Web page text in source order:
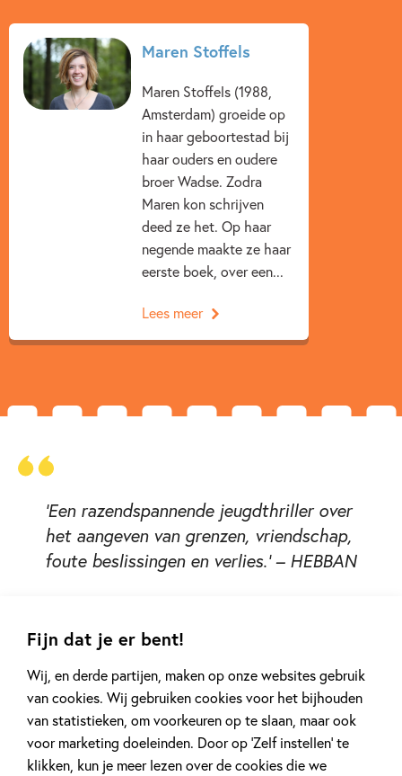
Fijn dat je er bent!
Wij, en derde partijen, maken op onze websites gebruik
van cookies. Wij gebruiken cookies voor het bijhouden
van statistieken, om voorkeuren op te slaan, maar ook
voor marketing doeleinden. Door op ‘Zelf instellen’ te
klikken, kun je meer lezen over de cookies die we
Maren Stoffels
Maren Stoffels (1988,
Amsterdam) groeide op
in haar geboortestad bij
haar ouders en oudere
broer Wadse. Zodra
Maren kon schrijven
deed ze het. Op haar
negende maakte ze haar
eerste boek, over een...
Lees meer
‘Een razendspannende jeugdthriller over
het aangeven van grenzen, vriendschap,
foute beslissingen en verlies.’ – HEBBAN
Gerelateerde artikelen